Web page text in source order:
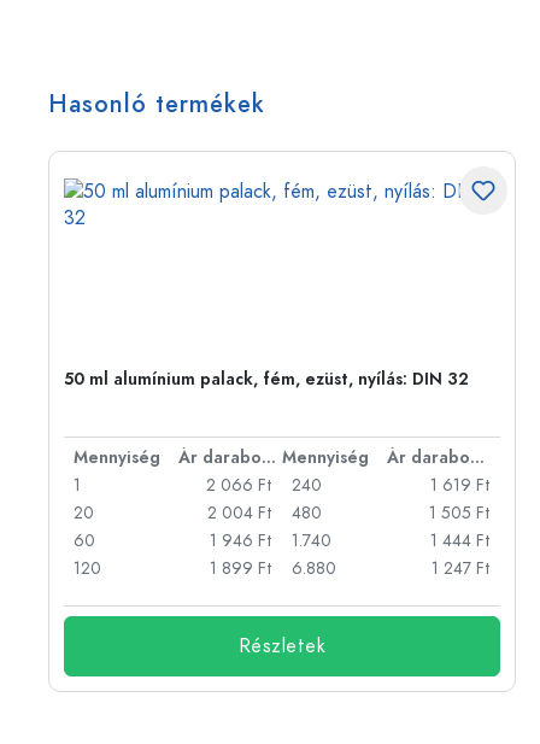
Hasonló termékek
50 ml alumínium palack, fém, ezüst, nyílás: DIN 32
Mennyiség Ár darabonként Mennyiség
Ár darabonként
1
2 066 Ft
20
2 004 Ft
60
1 946 Ft
120
1 899 Ft
240
1 619 Ft
480
1 505 Ft
1.740
1 444 Ft
6.880
1 247 Ft
Részletek